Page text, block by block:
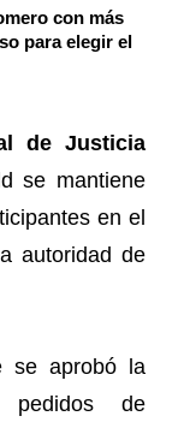
con más
para elegir el
de Justicia
se mantiene
en el
autoridad de
se aprobó la
de